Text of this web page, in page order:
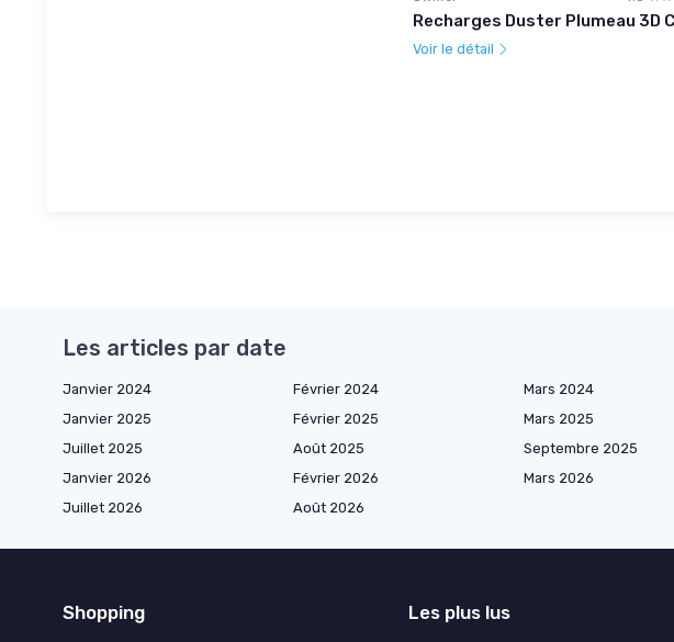
Recharges Duster Plumeau 3D
Voir le détail
Les articles par date
Janvier 2024 Février 2024 Mars 2024
Janvier 2025
Février 2025 Mars 2025
Juillet 2025
Août 2025 Septembre 2025
Janvier 2026
Février 2026 Mars 2026
Juillet 2026
Août 2026
Shopping Les plus lus